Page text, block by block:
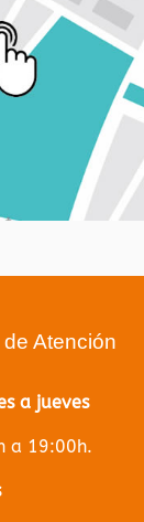
Atención
a jueves
a 19:00h.